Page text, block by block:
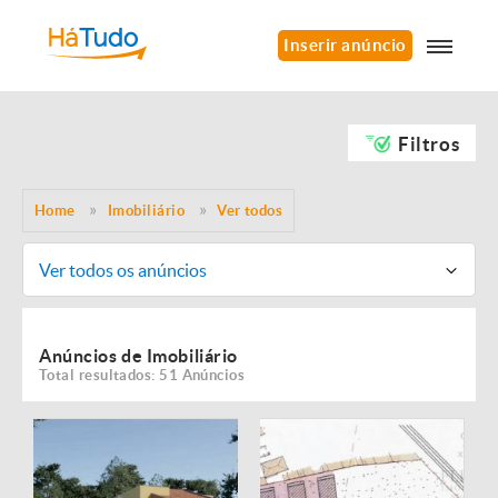
Inserir anúncio
Filtros
Home Imobiliário Ver todos
Ver todos os anúncios
Anúncios de Imobiliário
Total resultados: 51 Anúncios